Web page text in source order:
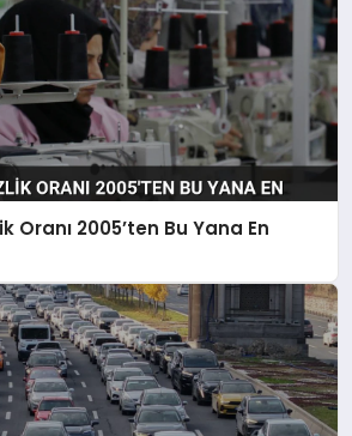
Oranı 2005’ten Bu Yana En